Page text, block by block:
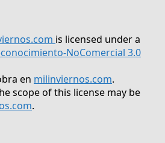
is licensed under a
NoComercial 3.0
en milinviernos.com.
scope of this license may be
.